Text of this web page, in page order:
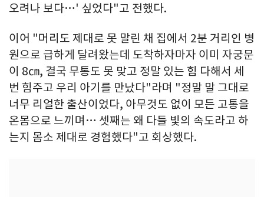
오려나 보다…' 싶었다"고 전했다.
이어 "머리도 제대로 못 말린 채 집에서 2분 거리인 병
원으로 급하게 달려왔는데 도착하자마자 이미 자궁문
이 8㎝, 결국 무통도 못 맞고 정말 있는 힘 다해서 세
번 힘주고 우리 아기를 만났다"라며 "정말 말 그대로
너무 리얼한 출산이었다, 아무것도 없이 모든 고통을
온몸으로 느끼며… 셋째는 왜 다들 빛의 속도라고 하
는지 몸소 제대로 경험했다"고 회상했다.